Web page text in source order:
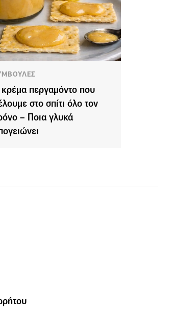
περγαμόντο που
στο σπίτι όλο τον
– Ποια γλυκά